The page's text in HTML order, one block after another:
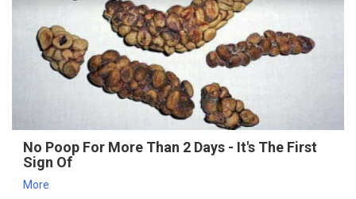
No Poop For More Than 2 Days - It's The First
Sign Of
More